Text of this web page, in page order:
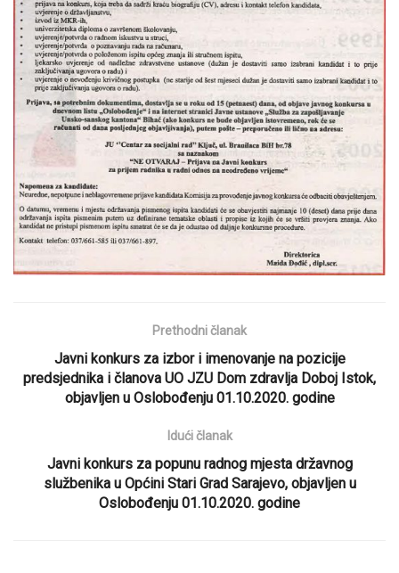
Prethodni članak
Javni konkurs za izbor i imenovanje na pozicije
predsjednika i članova UO JZU Dom zdravlja Doboj Istok,
objavljen u Oslobođenju 01.10.2020. godine
Idući članak
Javni konkurs za popunu radnog mjesta državnog
službenika u Općini Stari Grad Sarajevo, objavljen u
Oslobođenju 01.10.2020. godine